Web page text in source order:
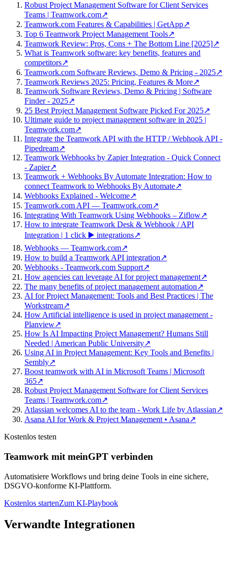
Robust Project Management Software for Client Services
Teams | Teamwork.com↗
Teamwork.com Features & Capabilities | GetApp↗
Top 6 Teamwork Project Management Tools↗
Teamwork Review: Pros, Cons + The Bottom Line [2025]↗
What is Teamwork software: key benefits, features and
competitors↗
Teamwork.com Software Reviews, Demo & Pricing - 2025↗
Teamwork Reviews 2025: Pricing, Features & More↗
Teamwork Software Reviews, Demo & Pricing | Software
Finder - 2025↗
25 Best Project Management Software Picked For 2025↗
Ultimate guide to project management software in 2025 |
Teamwork.com↗
Integrate the Teamwork API with the HTTP / Webhook API -
Pipedream↗
Teamwork Webhooks by Zapier Integration - Quick Connect
- Zapier↗
Teamwork + Webhooks By Automate Integration: How to
connect Teamwork to Webhooks By Automate↗
Webhooks Explained - Welcome↗
Teamwork.com API — Teamwork.com↗
Integrating With Teamwork Using Webhooks – Ziflow↗
How to integrate Teamwork Desk & Webhook / API
Integration | 1 click ▶️ integrations↗
Webhooks — Teamwork.com↗
How to build a Teamwork API integration↗
Webhooks - Teamwork.com Support↗
How agencies can leverage AI for project management↗
The many benefits of project management automation↗
AI for Project Management: Tools and Best Practices | The
Workstream↗
How Artificial intelligence is used in project management -
Planview↗
How Is AI Impacting Project Management? Humans Still
Needed | American Public University↗
Using AI in Project Management: Key Tools and Benefits |
Sembly↗
Boost teamwork with AI in Microsoft Teams | Microsoft
365↗
Robust Project Management Software for Client Services
Teams | Teamwork.com↗
Atlassian welcomes AI to the team - Work Life by Atlassian↗
Asana AI for Work & Project Management • Asana↗
Kostenlos testen
Teamwork mit meinGPT verbinden
Automatisiere Workflows und bring deine Tools in eine sichere,
DSGVO-konforme KI-Plattform.
Kostenlos startenZum KI-Playbook
Verwandte Integrationen